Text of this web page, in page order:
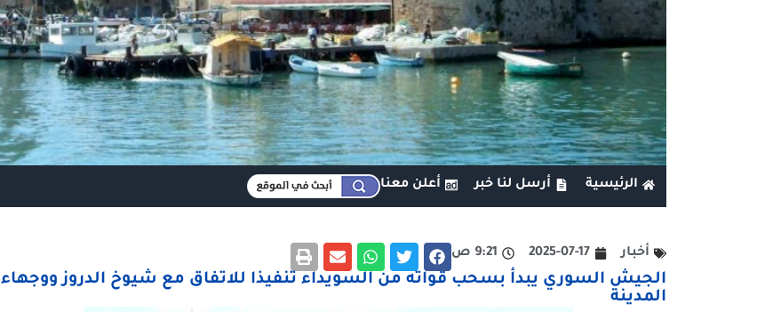
الرئيسية أرسل لنا خبر أعلن معنا
أخبار 2025-07-17 9:21 ص
الجيش السوري يبدأ بسحب قواته من السويداء تنفيذا للاتفاق مع شيوخ الدروز ووجهاء
المدينة